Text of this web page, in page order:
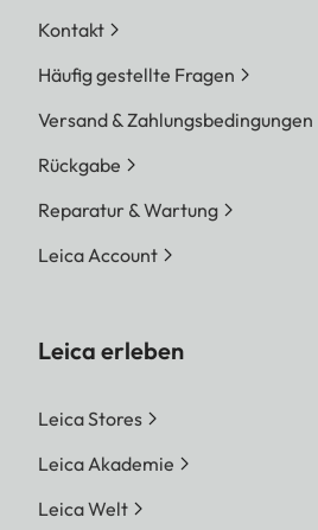
Kontakt
Häufig gestellte Fragen
Versand & Zahlungsbedingungen
Rückgabe
Reparatur & Wartung
Leica Account
Leica erleben
Leica Stores
Leica Akademie
Leica Welt